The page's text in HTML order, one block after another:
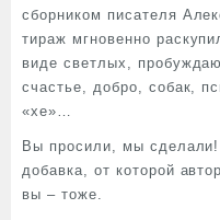
сборником писателя
тираж мгновенно
виде светлых,
счастье, добро, собак,
«хе»…
Вы просили, мы
добавка, от которой
вы – тоже.